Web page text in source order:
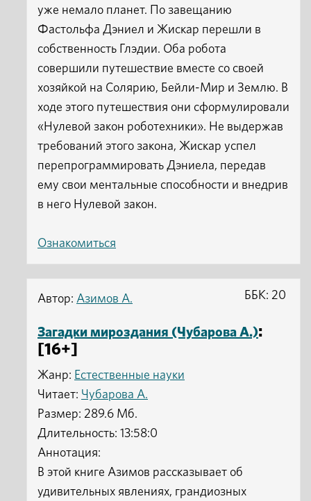
уже немало планет. По завещанию
Фастольфа Дэниел и Жискар перешли в
собственность Глэдии. Оба робота
совершили путешествие вместе со своей
хозяйкой на Солярию, Бейли-Мир и Землю. В
ходе этого путешествия они сформулировали
«Нулевой закон роботехники». Не выдержав
требований этого закона, Жискар успел
перепрограммировать Дэниела, передав
ему свои ментальные способности и внедрив
в него Нулевой закон.
Ознакомиться
Автор: Азимов А.
Загадки мироздания (Чубарова А.):
[16+]
Жанр: Естественные науки
Читает: Чубарова А.
ББК: 20
Размер: 289.6 Мб.
Длительность: 13:58:0
Аннотация:
В этой книге Азимов рассказывает об
удивительных явлениях, грандиозных